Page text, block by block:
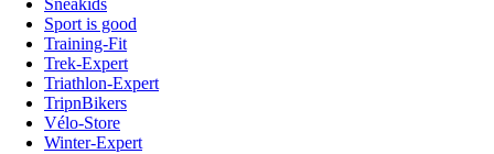
Sneakids
Sport is good
Training-Fit
Trek-Expert
Triathlon-Expert
TripnBikers
Vélo-Store
Winter-Expert